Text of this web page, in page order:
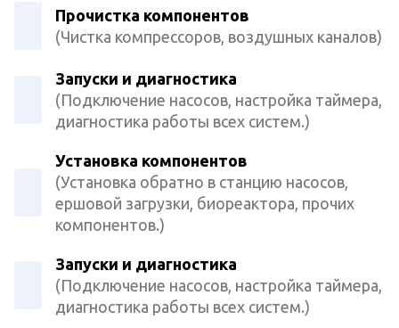
Прочистка компонентов
(Чистка компрессоров, воздушных каналов)
Запуски и диагностика
(Подключение насосов, настройка таймера,
диагностика работы всех систем.)
Установка компонентов
(Установка обратно в станцию насосов,
ершовой загрузки, биореактора, прочих
компонентов.)
Запуски и диагностика
(Подключение насосов, настройка таймера,
диагностика работы всех систем.)